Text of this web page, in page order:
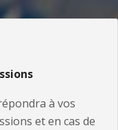
à vos
et en cas de